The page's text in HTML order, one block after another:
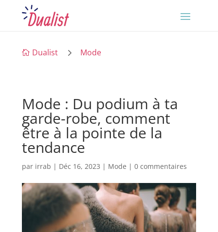
 Dualist 5 Mode
Mode : Du podium à ta
garde-robe, comment
être à la pointe de la
tendance
par irrab | Déc 16, 2023 | Mode | 0 commentaires